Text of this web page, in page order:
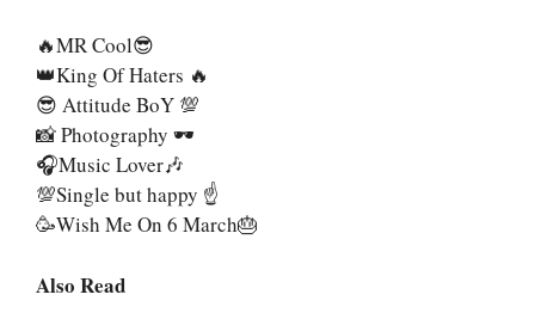
🔥MR Cool😎
👑King Of Haters 🔥
😎 Attitude BoY 💯
📸 Photography 🕶️
🎧Music Lover🎶
💯Single but happy ☝️
🥳Wish Me On 6 March🎂
Also Read